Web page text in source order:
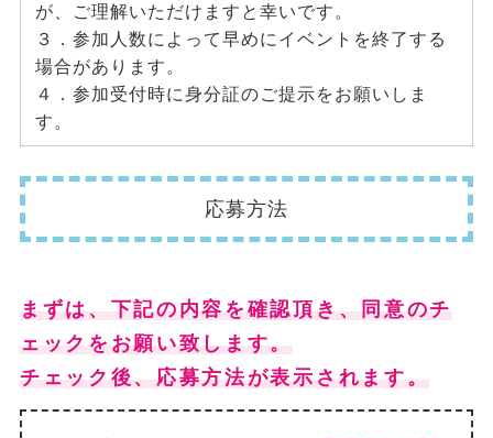
が、ご理解いただけますと幸いです。
３．参加人数によって早めにイベントを終了する
場合があります。
４．参加受付時に身分証のご提示をお願いしま
す。
応募方法
まずは、下記の内容を確認頂き、同意のチ
ェックをお願い致します。
チェック後、応募方法が表示されます。